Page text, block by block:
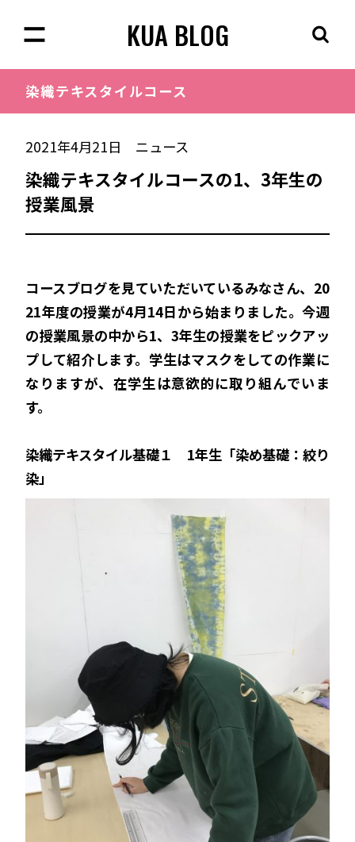
KUA BLOG
染織テキスタイルコース
2021年4月21日 ニュース
染織テキスタイルコースの1、3年生の
授業風景
コースブログを見ていただいているみなさん、20
21年度の授業が4月14日から始まりました。今週
の授業風景の中から1、3年生の授業をピックアッ
プして紹介します。学生はマスクをしての作業に
なりますが、在学生は意欲的に取り組んでいま
す。
染織テキスタイル基礎１ 1年生「染め基礎：絞り
染」